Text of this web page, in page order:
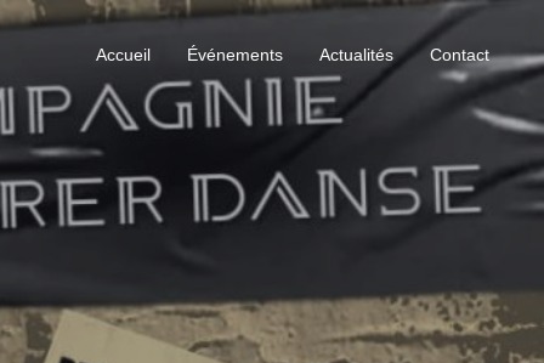
Accueil Événements Actualités Contact